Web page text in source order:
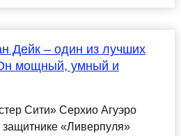
Дейк – один из лучших
мощный, умный и
Сити» Серхио Агуэро
«Ливерпуля»